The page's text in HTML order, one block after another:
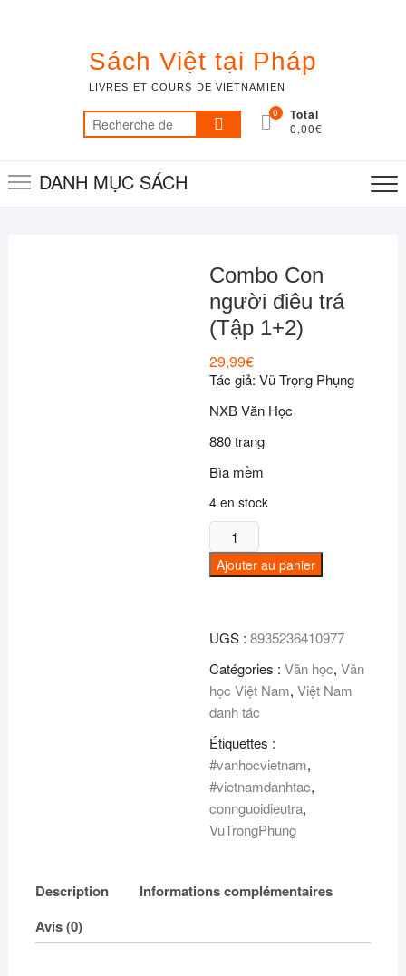
Sách Việt tại Pháp
LIVRES ET COURS DE VIETNAMIEN
Recherche
pour :
0 Total
0,00€
DANH MỤC SÁCH
Combo Con
người điêu trá
(Tập 1+2)
29,99€
Tác giả: Vũ Trọng Phụng
NXB Văn Học
880 trang
Bìa mềm
4 en stock
quantité
de
Combo
điêu
trá
(Tập
1+2)
Ajouter au panier
UGS :8935236410977
Catégories :Văn học,Văn
học Việt Nam,Việt Nam
danh tác
Étiquettes :
#vanhocvietnam,
#vietnamdanhtac,
connguoidieutra,
VuTrongPhung
Description
Informations complémentaires
Avis (0)